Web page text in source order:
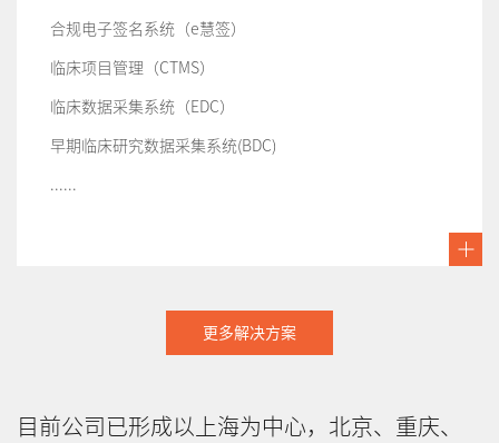
合规电子签名系统（e慧签）
临床项目管理（CTMS）
临床数据采集系统（EDC）
早期临床研究数据采集系统(BDC)
......
更多解决方案
目前公司已形成以上海为中心，北京、重庆、